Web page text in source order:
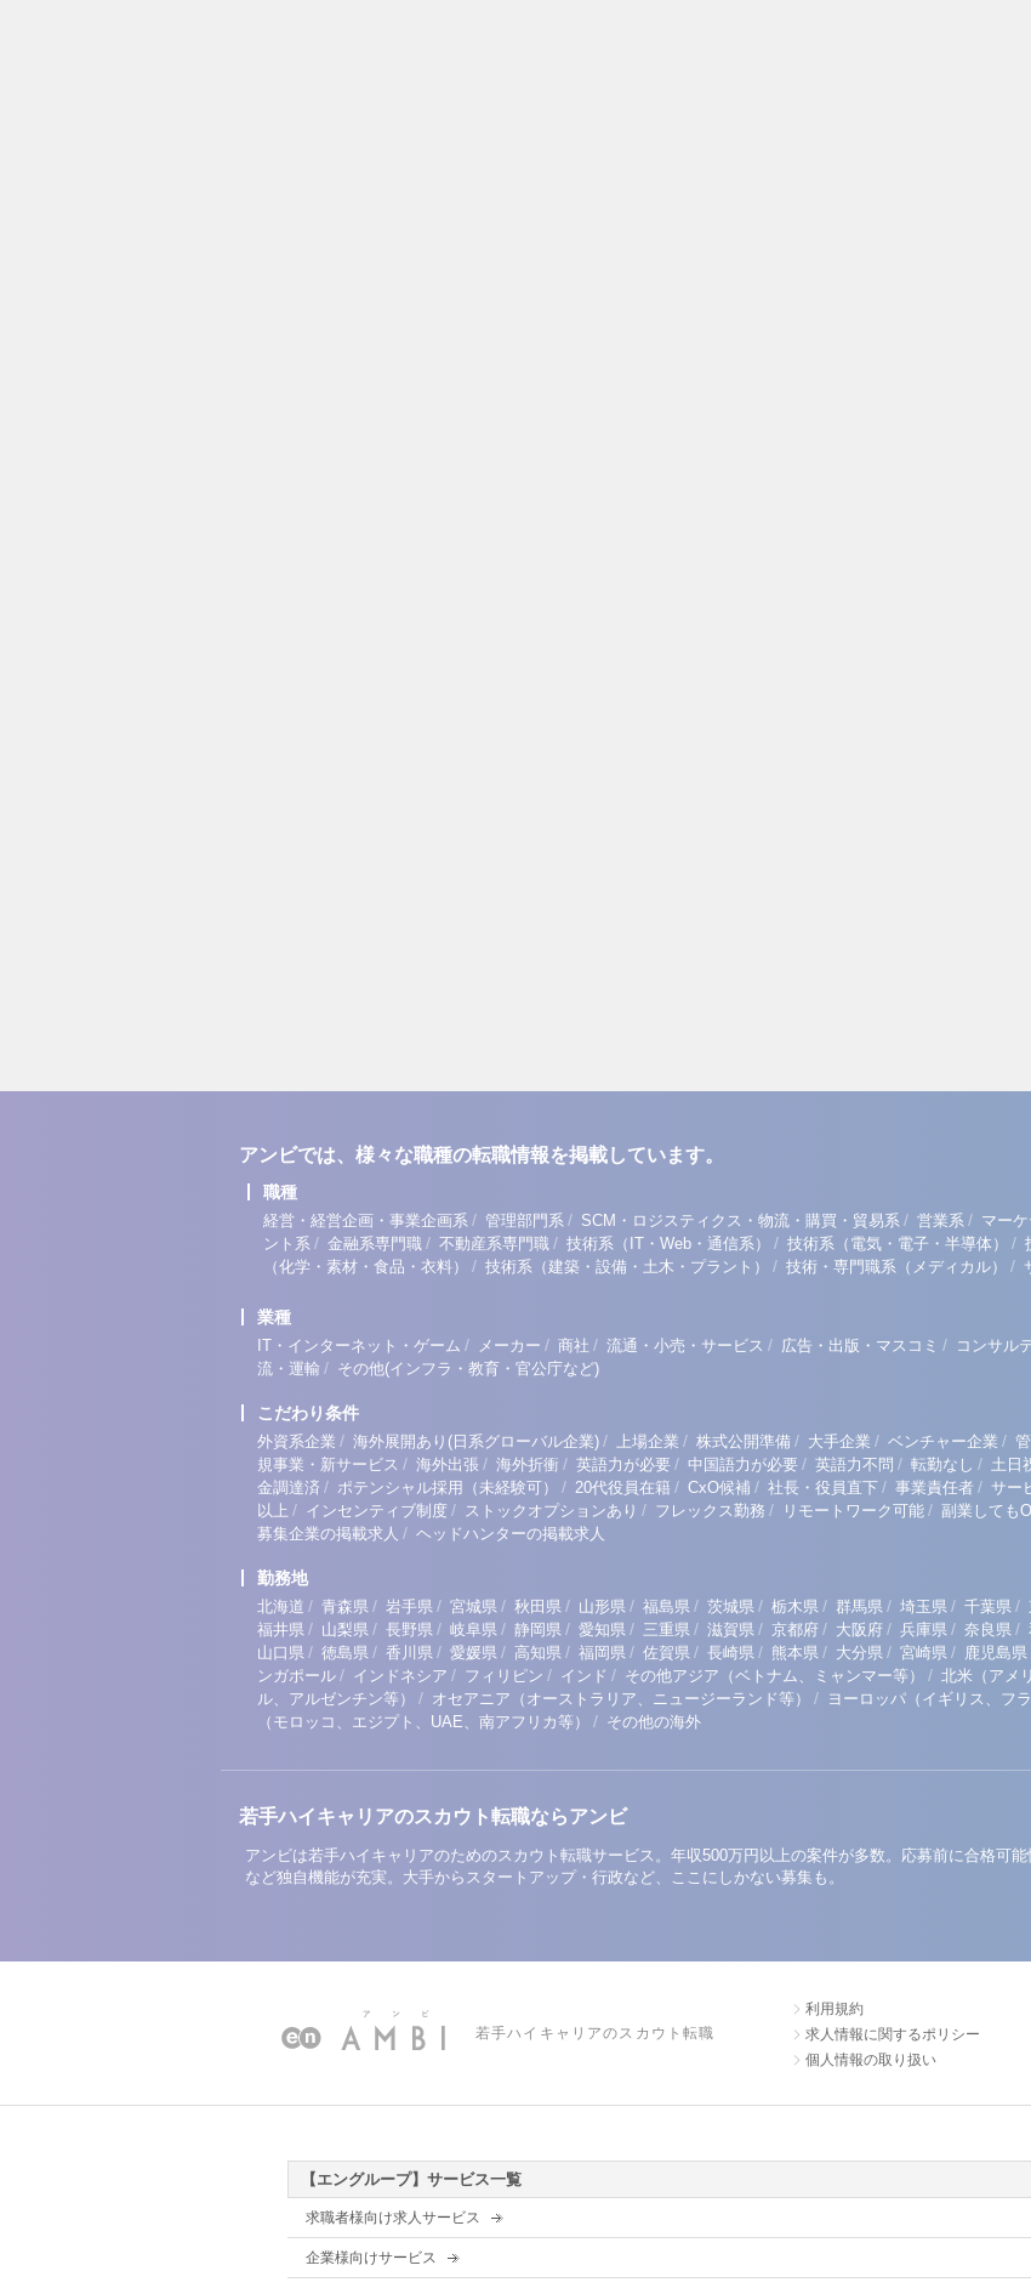
アンビでは、様々な職種の転職情報を掲載しています。
職種
経営・経営企画・事業企画系 / 管理部門系 / SCM・ロジスティクス・物流・購買・貿易系 / 営業系 / マー
ント系 / 金融系専門職 / 不動産系専門職 / 技術系（IT・Web・通信系） / 技術系（電気・電子・半導体） /
（化学・素材・食品・衣料）
/ 技術系（建築・設備・土木・プラント） / 技術・専門職系（メディカル） /
業種
IT・インターネット・ゲーム / メーカー / 商社 / 流通・小売・サービス / 広告・出版・マスコミ / コンサル
流・運輸 / その他(インフラ・教育・官公庁など)
こだわり条件
外資系企業 / 海外展開あり(日系グローバル企業) / 上場企業 / 株式公開準備 / 大手企業 / ベンチャー企業 /
規事業・新サービス / 海外出張 / 海外折衝 / 英語力が必要 / 中国語力が必要 / 英語力不問 / 転勤なし / 土日
金調達済 / ポテンシャル採用（未経験可） / 20代役員在籍 / CxO候補 / 社長・役員直下 / 事業責任者 / サー
以上 / インセンティブ制度 / ストックオプションあり / フレックス勤務 / リモートワーク可能 / 副業しても
募集企業の掲載求人 / ヘッドハンターの掲載求人
勤務地
北海道 / 青森県 / 岩手県 / 宮城県 / 秋田県 / 山形県 / 福島県 / 茨城県 / 栃木県 / 群馬県 / 埼玉県 / 千葉県 /
福井県 / 山梨県 / 長野県 / 岐阜県 / 静岡県 / 愛知県 / 三重県 / 滋賀県 / 京都府 / 大阪府 / 兵庫県 / 奈良県 /
山口県 / 徳島県 / 香川県 / 愛媛県 / 高知県 / 福岡県 / 佐賀県 / 長崎県 / 熊本県 / 大分県 / 宮崎県 / 鹿児島県
ンガポール / インドネシア / フィリピン / インド / その他アジア（ベトナム、ミャンマー等） / 北米（アメ
ル、アルゼンチン等）
/ オセアニア（オーストラリア、ニュージーランド等） / ヨーロッパ（イギリス、フ
（モロッコ、エジプト、UAE、南アフリカ等）
/ その他の海外
若手ハイキャリアのスカウト転職ならアンビ
アンビは若手ハイキャリアのためのスカウト転職サービス。年収500万円以上の案件が多数。応募前に合格可
など独自機能が充実。大手からスタートアップ・行政など、ここにしかない募集も。
若手ハイキャリアのスカウト転職
利用規約
求人情報に関するポリシー
個人情報の取り扱い
【エングループ】サービス一覧
求職者様向け求人サービス
企業様向けサービス